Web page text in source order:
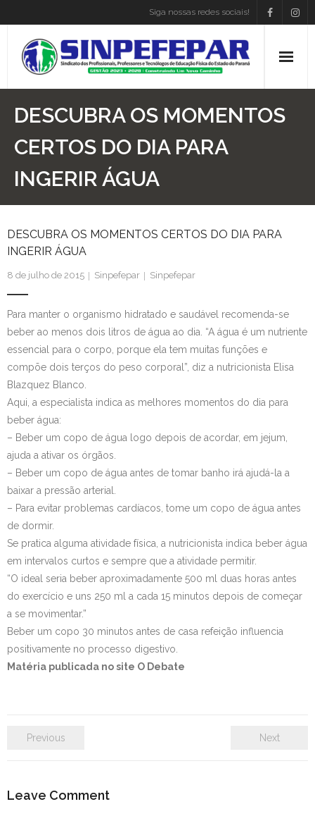
Siga nossas redes sociais!
Home
Institucional
Atos Presidência
Convenções
Associe-se
Empregos
Blog
DESCUBRA OS MOMENTOS
CERTOS DO DIA PARA
INGERIR ÁGUA
DESCUBRA OS MOMENTOS CERTOS DO DIA PARA
INGERIR ÁGUA
8 de julho de 2015 Sinpefepar Sinpefepar
Para manter o organismo hidratado e saudável recomenda-se
beber ao menos dois litros de água ao dia. “A água é um nutriente
essencial para o corpo, porque ela tem muitas funções e
compõe dois terços do peso corporal”, diz a nutricionista Elisa
Blazquez Blanco.
Aqui, a especialista indica as melhores momentos do dia para
beber água:
– Beber um copo de água logo depois de acordar, em jejum,
ajuda a ativar os órgãos.
– Beber um copo de água antes de tomar banho irá ajudá-la a
baixar a pressão arterial.
– Para evitar problemas cardíacos, tome um copo de água antes
de dormir.
Se pratica alguma atividade física, a nutricionista indica beber água
em intervalos curtos e sempre que a atividade permitir.
“O ideal seria beber aproximadamente 500 ml duas horas antes
do exercício e uns 250 ml a cada 15 minutos depois de começar
a se movimentar.”
Beber um copo 30 minutos antes de casa refeição influencia
positivamente no processo digestivo.
Matéria publicada no site O Debate
Previous Next
Leave Comment